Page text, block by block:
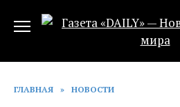
ГЛАВНАЯ » НОВОСТИ